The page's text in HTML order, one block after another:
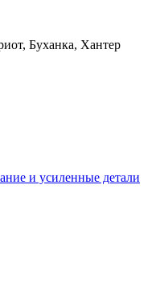
Буханка, Хантер
и усиленные детали